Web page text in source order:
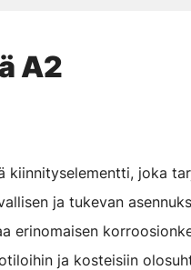
A2
joka
ja tukevan
erinomaisen
ja kosteisiin